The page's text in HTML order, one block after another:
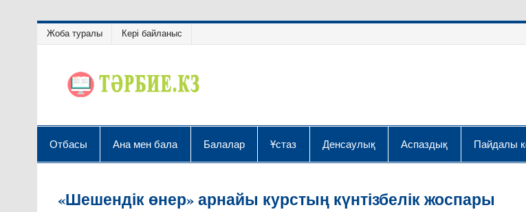
Жоба туралы Кері байланыс
Отбасы Ана мен бала Балалар Ұстаз Денсаулық Аспаздық Пайдалы
«Шешендік өнер» арнайы курстың күнтізбелік жоспары